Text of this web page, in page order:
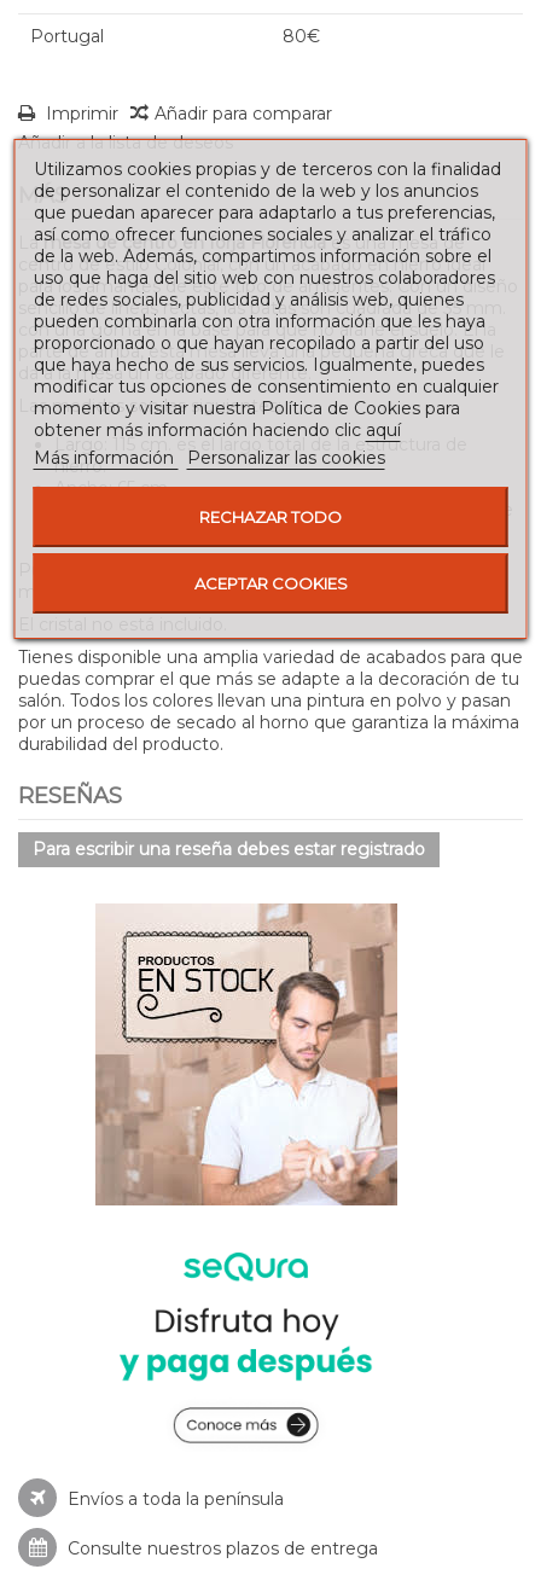
Portugal 80€
Imprimir
Añadir para comparar
Añadir a la lista de deseos
MÁS
Lamesa de centro en forja Florenciaes una mesa de
centro de estilo Colonial, con un acabado en hierro ideal
para los amantes de este tipo de ambientes. Con un diseño
sencillo de líneas rectas, las patas son cuadrada de 35 mm.
con una goma en la base para que no arañe el suelo. El la
parte de arriba, esta mesa lleva una pequeña greca que le
da a la mesa un acabado diferente.
Las medidas son las siguientes:
Largo: 115 cm. es el largo total de la estructura de
hierro.
Ancho: 65 cm.
Altura: 45 cm. desde el suelo hasta la parte más alta de
Tienes disponible una amplia variedad de acabados para que
puedas comprar el que más se adapte a la decoración de tu
salón. Todos los colores llevan una pintura en polvo y pasan
por un proceso de secado al horno que garantiza la máxima
durabilidad del producto.
RESEÑAS
Para escribir una reseña debes estar registrado
Envíos a toda la península
Consulte nuestros plazos de entrega
Utilizamos cookies propias y de terceros con la finalidad
de personalizar el contenido de la web y los anuncios
que puedan aparecer para adaptarlo a tus preferencias,
así como ofrecer funciones sociales y analizar el tráfico
de la web. Además, compartimos información sobre el
uso que haga del sitio web con nuestros colaboradores
de redes sociales, publicidad y análisis web, quienes
pueden combinarla con otra información que les haya
proporcionado o que hayan recopilado a partir del uso
que haya hecho de sus servicios. Igualmente, puedes
modificar tus opciones de consentimiento en cualquier
momento y visitar nuestra Política de Cookies para
obtener más información haciendo clic aquí
Más información
Personalizar las cookies
RECHAZAR TODO
ACEPTAR COOKIES